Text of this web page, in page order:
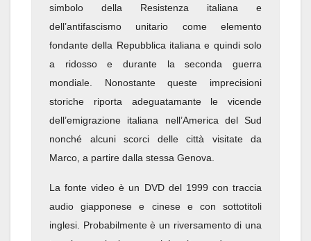
simbolo della Resistenza italiana e
dell’antifascismo unitario come elemento
fondante della Repubblica italiana e quindi solo
a ridosso e durante la seconda guerra
mondiale. Nonostante queste imprecisioni
storiche riporta adeguatamante le vicende
dell’emigrazione italiana nell’America del Sud
nonché alcuni scorci delle città visitate da
Marco, a partire dalla stessa Genova.
La fonte video è un DVD del 1999 con traccia
audio giapponese e cinese e con sottotitoli
inglesi. Probabilmente è un riversamento di una